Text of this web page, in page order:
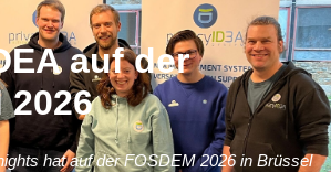
auf der
2026
hat auf der FOSDEM 2026 in Brüssel